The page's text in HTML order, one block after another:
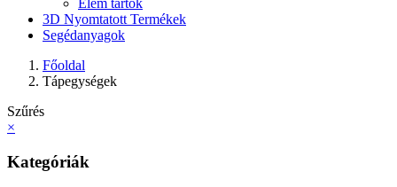
Elem tartók
3D Nyomtatott Termékek
Segédanyagok
Főoldal
Tápegységek
Szűrés
×
Kategóriák